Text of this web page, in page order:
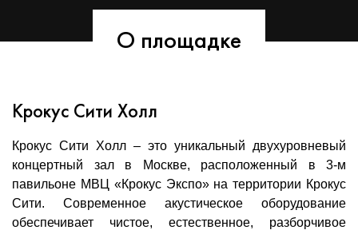
О площадке
Крокус Сити Холл
Крокус Сити Холл – это уникальный двухуровневый
концертный зал в Москве, расположенный в 3-м
павильоне МВЦ «Крокус Экспо» на территории Крокус
Сити. Современное акустическое оборудование
обеспечивает чистое, естественное, разборчивое